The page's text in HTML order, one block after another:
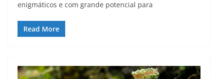
enigmáticos e com grande potencial para
Read More